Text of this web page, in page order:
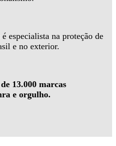
especialista na proteção de
e no exterior.
13.000 marcas
e orgulho.